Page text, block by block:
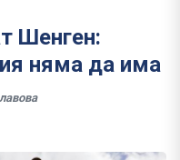
Шенген:
няма да има